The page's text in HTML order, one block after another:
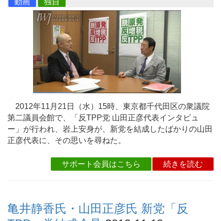
2012年11月21日（水）15時、東京都千代田区の衆議院
第二議員会館で、「反TPP党 山田正彦代表インタビュ
ー」が行われ、岩上安身が、新党を結成したばかりの山田
正彦代表に、その思いを尋ねた。
サポート会員はこちら 続きを読む
亀井静香氏・山田正彦氏 新党「反